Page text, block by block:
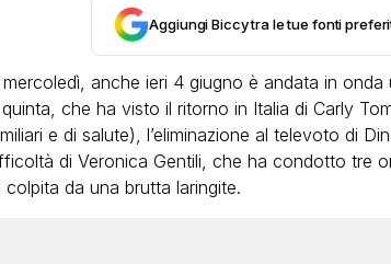
Aggiungi Biccy tra le tue fonti
anche ieri 4 giugno è andata in onda
che ha visto il ritorno in Italia di Carly
e di salute), l’eliminazione al televoto di
di Veronica Gentili, che ha condotto tre
da una brutta laringite.